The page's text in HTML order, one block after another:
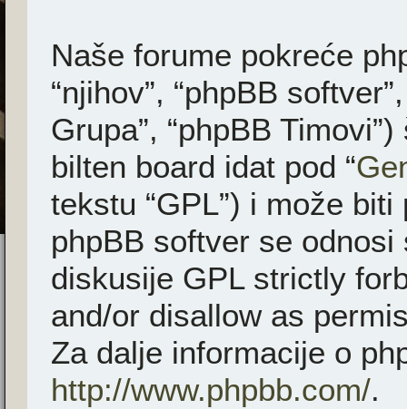
Naše forume pokreće
“njihov”, “phpBB
Grupa”, “phpBB
bilten board idat pod “
tekstu “GPL”) i može
phpBB softver se
diskusije GPL strictly
and/or disallow as
Za dalje informacije o
http://www.phpbb.com/.